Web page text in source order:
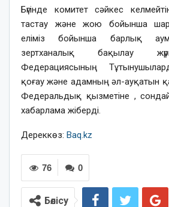
Бүгінде комитет сәйкес
тастау және жою бойынша
еліміз бойынша барлық
зертханалық бақылау
Федерациясының
қоғау және адамның әл-ауқатын
Федеральдық қызметіне ,
хабарлама жіберді.
Дереккөз: Baq.kz
0
76
Бөлісу